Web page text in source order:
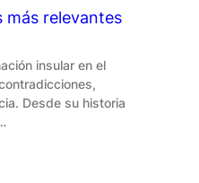
más relevantes
insular en el
Desde su historia